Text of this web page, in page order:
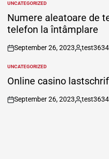
POSTED
IN
UNCATEGORIZED
Numere aleatoare de
telefon la întâmplare
on
September 26, 2023
Posted
POSTED
IN
UNCATEGORIZED
Online casino
on
September 26, 2023
Posted